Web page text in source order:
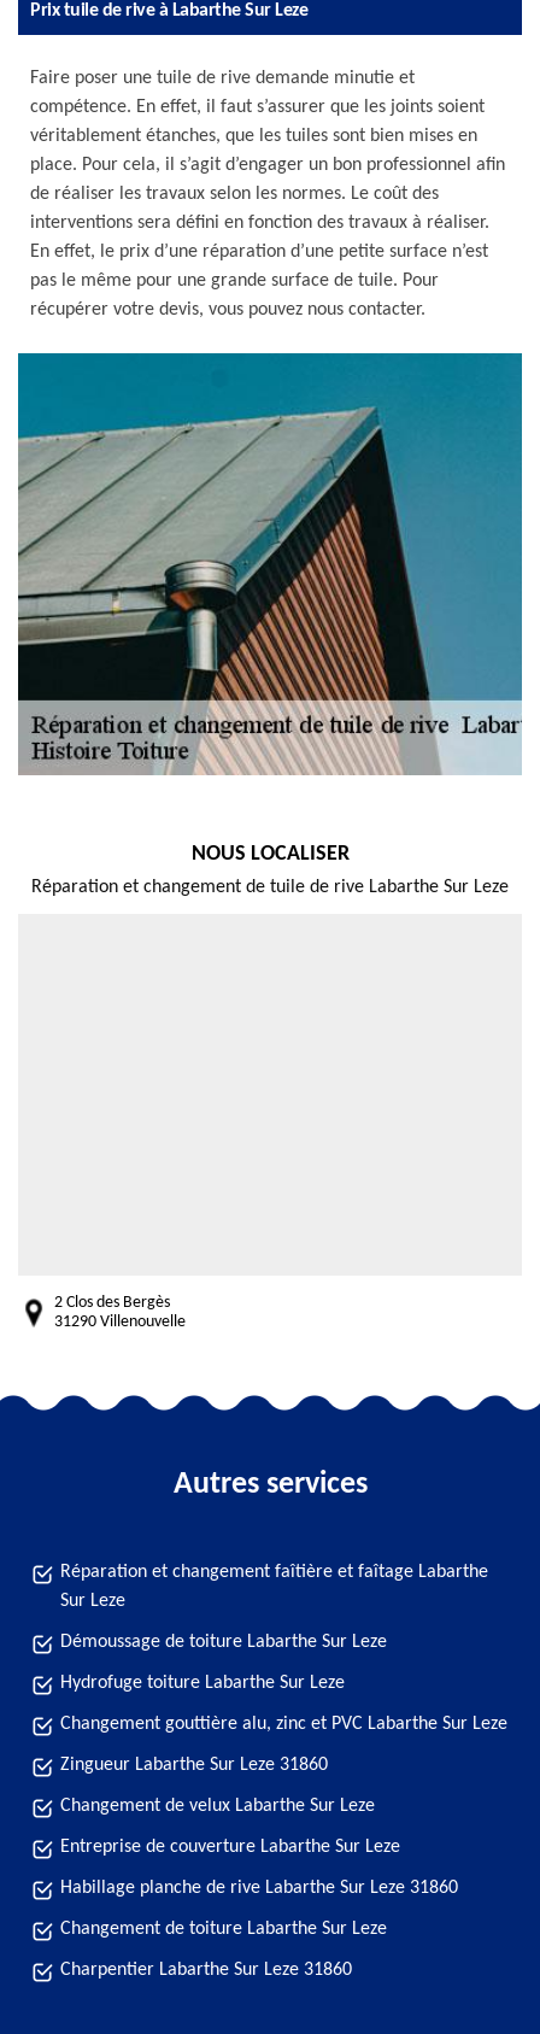
Prix tuile de rive à Labarthe Sur Leze
Faire poser une tuile de rive demande minutie et
compétence. En effet, il faut s’assurer que les joints soient
véritablement étanches, que les tuiles sont bien mises en
place. Pour cela, il s’agit d’engager un bon professionnel afin
de réaliser les travaux selon les normes. Le coût des
interventions sera défini en fonction des travaux à réaliser.
En effet, le prix d’une réparation d’une petite surface n’est
pas le même pour une grande surface de tuile. Pour
récupérer votre devis, vous pouvez nous contacter.
NOUS LOCALISER
Réparation et changement de tuile de rive Labarthe Sur Leze
2 Clos des Bergès
31290 Villenouvelle
Autres services
Réparation et changement faîtière et faîtage Labarthe
Sur Leze
Démoussage de toiture Labarthe Sur Leze
Hydrofuge toiture Labarthe Sur Leze
Changement gouttière alu, zinc et PVC Labarthe Sur Leze
Zingueur Labarthe Sur Leze 31860
Changement de velux Labarthe Sur Leze
Entreprise de couverture Labarthe Sur Leze
Habillage planche de rive Labarthe Sur Leze 31860
Changement de toiture Labarthe Sur Leze
Charpentier Labarthe Sur Leze 31860